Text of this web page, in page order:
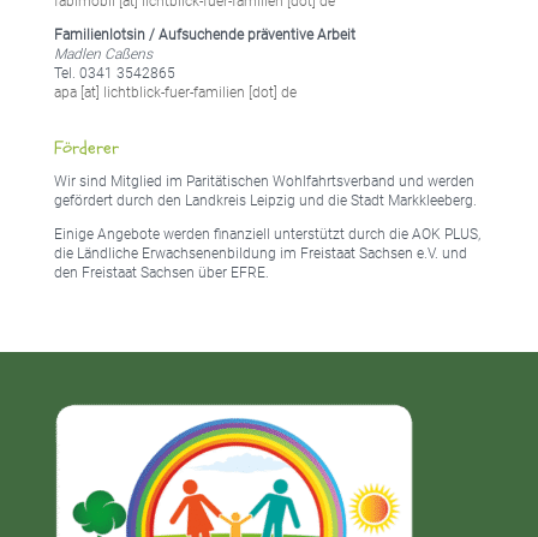
Familienlotsin / Aufsuchende präventive Arbeit
Madlen Caßens
Tel. 0341 3542865
apa [at] lichtblick-fuer-familien [dot] de
Förderer
Wir sind Mitglied im Paritätischen Wohlfahrtsverband und werden
gefördert durch den Landkreis Leipzig und die Stadt Markkleeberg.
Einige Angebote werden finanziell unterstützt durch die AOK PLUS,
die Ländliche Erwachsenenbildung im Freistaat Sachsen e.V. und
den Freistaat Sachsen über EFRE.